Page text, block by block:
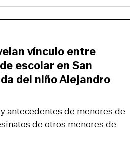
antecedentes de menores de
de otros menores de
vínculo entre
escolar en San
del niño Alejandro